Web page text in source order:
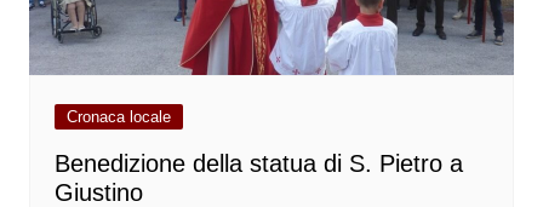
Cronaca locale
Benedizione della statua di S. Pietro a
Giustino